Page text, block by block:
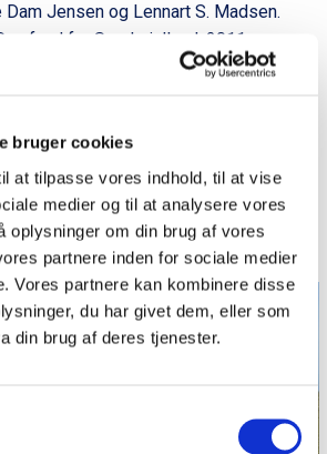
bruger cookies
at tilpasse vores indhold, til at vise
medier og til at analysere vores
oplysninger om din brug af vores
partnere inden for sociale medier
Vores partnere kan kombinere disse
du har givet dem, eller som
din brug af deres tjenester.
Jensen og Lennart S. Madsen.
for Sønderjylland, 2011.
Friiske. Bygd 1976.
syd for grænsen. Gyldendal
Politikens forlag 1965.